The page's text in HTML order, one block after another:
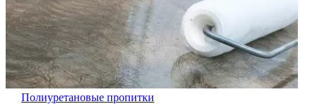
Полиуретановые пропитки